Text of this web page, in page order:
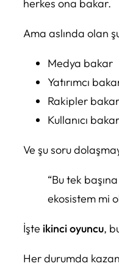
herkes ona bakar.
Ama aslında olan
Medya bakar
Yatırımcı
Rakipler bakar
Kullanıcı bakar
Ve şu soru
“Bu tek
ekosistem mi
İşte ikinci oyuncu,
Her durumda